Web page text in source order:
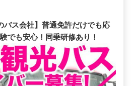
バス会社】普通免許だけでも応
でも安心！同乗研修あり！